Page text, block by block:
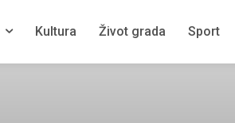
Kultura Život grada Sport